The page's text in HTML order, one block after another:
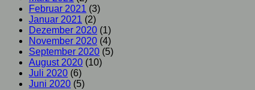
Februar 2021 (3)
Januar 2021 (2)
Dezember 2020 (1)
November 2020 (4)
September 2020 (5)
August 2020 (10)
Juli 2020 (6)
Juni 2020 (5)